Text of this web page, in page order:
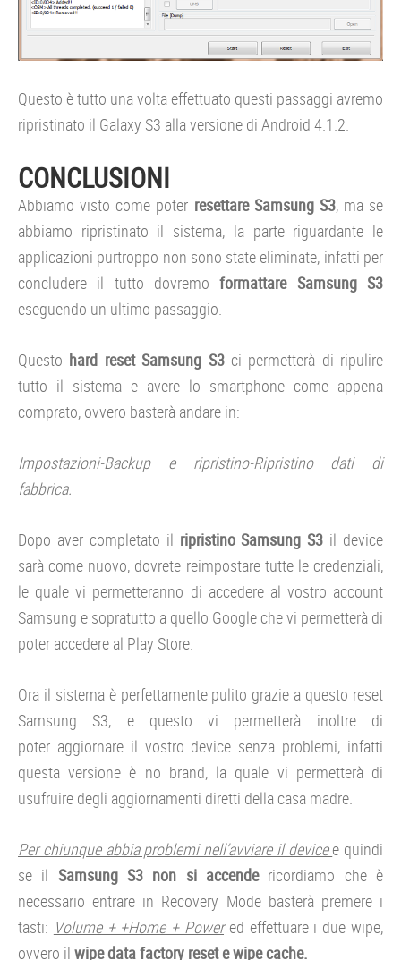
Questo è tutto una volta effettuato questi passaggi avremo
ripristinato il Galaxy S3 alla versione di Android 4.1.2.
CONCLUSIONI
Abbiamo visto come poter resettare Samsung S3, ma se
abbiamo ripristinato il sistema, la parte riguardante le
applicazioni purtroppo non sono state eliminate, infatti per
concludere il tutto dovremoformattare Samsung S3
eseguendo un ultimo passaggio.
Questo hard reset Samsung S3ci permetterà di ripulire
tutto il sistema e avere lo smartphone come appena
comprato, ovvero basterà andare in:
Impostazioni-Backup e ripristino-Ripristino dati di
fabbrica.
Dopo aver completato il ripristino Samsung S3 il device
sarà come nuovo, dovrete reimpostare tutte le credenziali,
le quale vi permetteranno di accedere al vostro account
Samsung e sopratutto a quello Google che vi permetterà di
poter accedere al Play Store.
Ora il sistema è perfettamente pulito grazie a questo reset
Samsung S3, e questo vi permetterà inoltre di
poter aggiornare il vostro device senza problemi, infatti
questa versione è no brand, la quale vi permetterà di
usufruire degli aggiornamenti diretti della casa madre.
Per chiunque abbia problemi nell’avviare il devicee quindi
se il Samsung S3 non si accende ricordiamo che è
necessario entrare in Recovery Mode basterà premere i
tasti: Volume + +Home + Powered effettuare i due wipe,
ovvero il wipe data factory reset e wipe cache.